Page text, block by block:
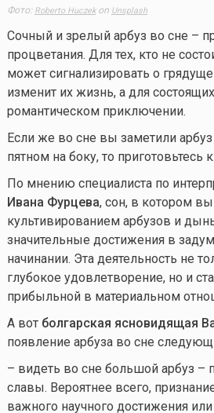
Фото: Roberto Huczekon Unsplash
Сочный и зрелый арбуз во сне –
процветания. Для тех, кто не
может сигнализировать о
изменит их жизнь, а для
романтическом приключении.
Если же во сне вы заметили
пятном на боку, то приготовьтесь
По мнению специалиста по
Ивана Фурцева, сон, в котором
культивированием арбузов и
значительные достижения в
начинании. Эта деятельность не
глубокое удовлетворение, но и
прибыльной в материальном
А вот болгарская ясновидящая
появление арбуза во сне
– видеть во сне большой арбуз –
славы. Вероятнее всего,
важного научного достижения